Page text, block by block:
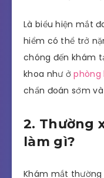
Là biểu hiện mắt
hiểm có thể trở
chóng đến khám
khoa như ởphòng
chẩn đoán sớm
2. Thường
làm gì?
Khám mắt thường